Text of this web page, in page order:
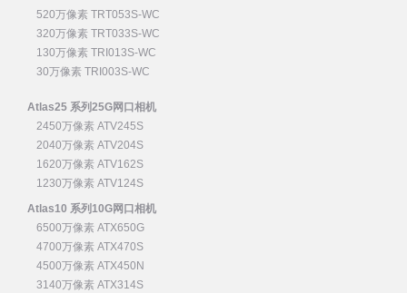
520万像素 TRT053S-WC
320万像素 TRT033S-WC
130万像素 TRI013S-WC
30万像素 TRI003S-WC
Atlas25 系列25G网口相机
2450万像素 ATV245S
2040万像素 ATV204S
1620万像素 ATV162S
1230万像素 ATV124S
Atlas10 系列10G网口相机
6500万像素 ATX650G
4700万像素 ATX470S
4500万像素 ATX450N
3140万像素 ATX314S